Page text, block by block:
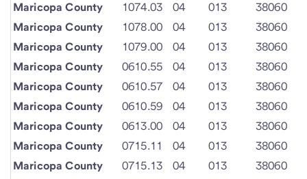
Maricopa County
1074.03 04 013
38060
Maricopa County
1078.00 04 013
38060
Maricopa County
1079.00 04 013
38060
Maricopa County
0610.55 04 013
38060
Maricopa County
0610.57 04 013
38060
Maricopa County
0610.59 04 013
38060
Maricopa County
0613.00 04 013
38060
Maricopa County
0715.11 04 013
38060
Maricopa County
0715.13 04 013
38060